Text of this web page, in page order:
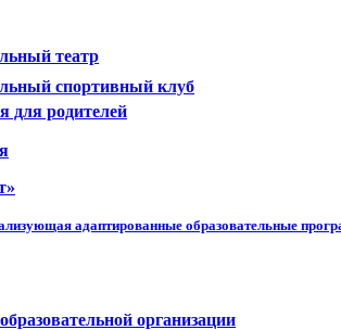
театр
спортивный клуб
для родителей
адаптированные образовательные
организации